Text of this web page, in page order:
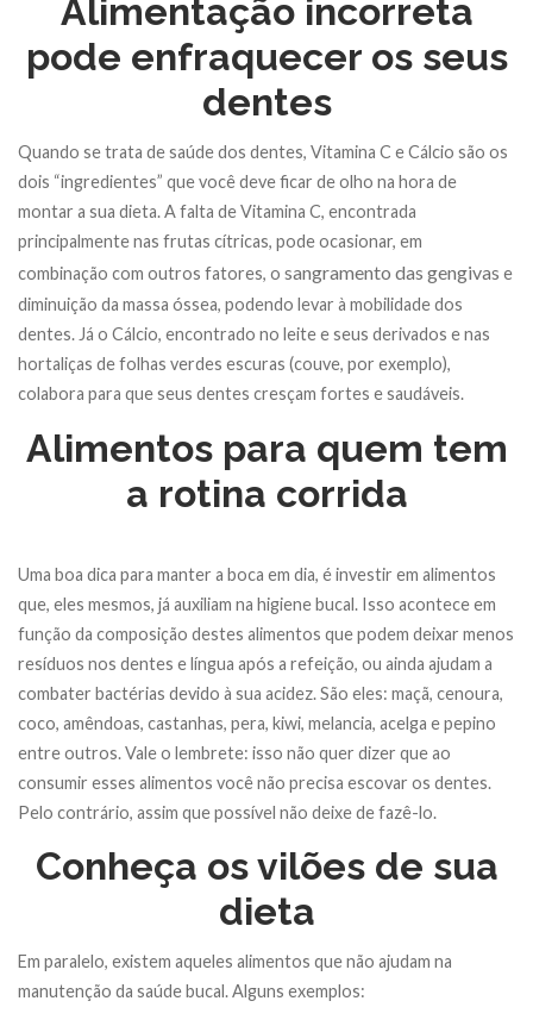
Alimentação incorreta
pode enfraquecer os seus
dentes
Quando se trata de saúde dos dentes, Vitamina C e Cálcio são os
dois “ingredientes” que você deve ficar de olho na hora de
montar a sua dieta. A falta de Vitamina C, encontrada
principalmente nas frutas cítricas, pode ocasionar, em
combinação com outros fatores, o sangramento das gengivas e
diminuição da massa óssea, podendo levar à mobilidade dos
dentes. Já o Cálcio, encontrado no leite e seus derivados e nas
hortaliças de folhas verdes escuras (couve, por exemplo),
colabora para que seus dentes cresçam fortes e saudáveis.
Alimentos para quem tem
a rotina corrida
Uma boa dica para manter a boca em dia, é investir em alimentos
que, eles mesmos, já auxiliam na higiene bucal. Isso acontece em
função da composição destes alimentos que podem deixar menos
resíduos nos dentes e língua após a refeição, ou ainda ajudam a
combater bactérias devido à sua acidez. São eles: maçã, cenoura,
coco, amêndoas, castanhas, pera, kiwi, melancia, acelga e pepino
entre outros. Vale o lembrete: isso não quer dizer que ao
consumir esses alimentos você não precisa escovar os dentes.
Pelo contrário, assim que possível não deixe de fazê-lo.
Conheça os vilões de sua
dieta
Em paralelo, existem aqueles alimentos que não ajudam na
manutenção da saúde bucal. Alguns exemplos: